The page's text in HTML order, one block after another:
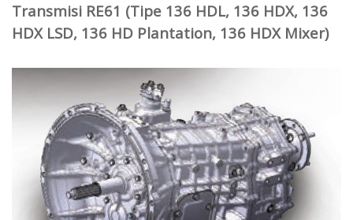
Transmisi RE61 (Tipe 136 HDL, 136 HDX, 136
HDX LSD, 136 HD Plantation, 136 HDX Mixer)